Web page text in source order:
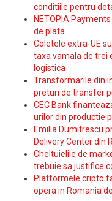
conditiile pentru
NETOPIA
de plata
Coletele extra-UE
taxa vamala de trei
logistica
Transformarile din
preturi de transfer
CEC Bank
urilor din productie
Emilia Dumitrescu
Delivery Center din
Cheltuielile de
trebuie sa justifice
Platformele cripto
opera in Romania